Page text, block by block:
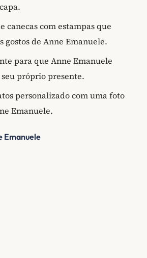
canecas com estampas que
gostos de Anne Emanuele.
para que Anne Emanuele
seu próprio presente.
personalizado com uma foto
Emanuele.
Emanuele